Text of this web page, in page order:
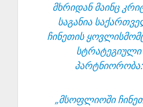
მხრიდან მაინც
საგანია
ჩინეთის
სტრატეგიული
პარტნიორობა:
„მსოფლიოში